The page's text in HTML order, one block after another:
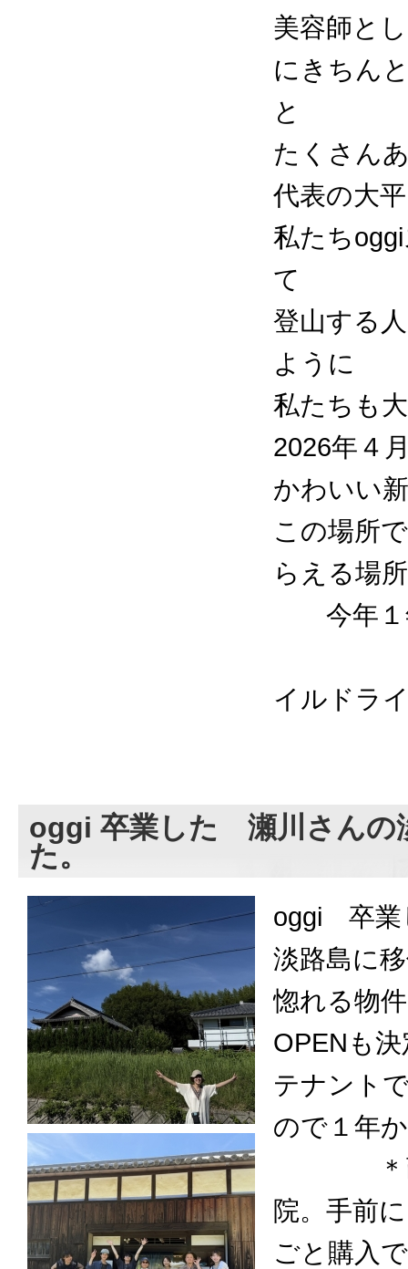
美容師と
にきちん
と
たくさん
代表の大
私たち
て
登山する
ように
私たちも
2026年４
かわいい
この場所
らえる場
今年１
イルドラ
oggi 卒業した 瀬川さんの
た。
oggi 卒業
淡路島に
惚れる物
OPENも
テナント
ので１年
＊画像
院。手前
ごと購入